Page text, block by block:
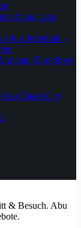
Allrad Jeep
Jumeirah –
Flug Show
Abu Dhabi City
& Besuch. Abu